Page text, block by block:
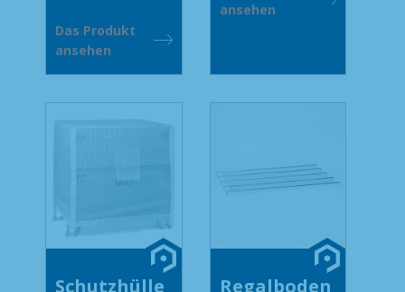
Das Produkt
ansehen
ansehen
Schutzhülle
Regalboden